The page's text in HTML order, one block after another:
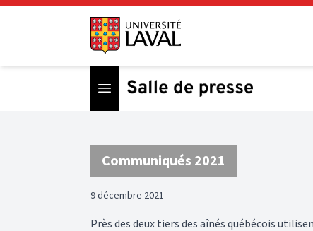
Open menu
Communiqués 2021
9 décembre 2021
Près des deux tiers des aînés québécois